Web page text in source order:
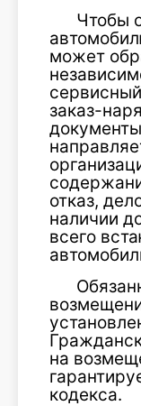
Чтобы
может
заказ-
отказ,
наличии
всего
на
кодекса.